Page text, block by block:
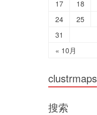
« 10月
17 18
24
25
31
clustrmaps
搜索